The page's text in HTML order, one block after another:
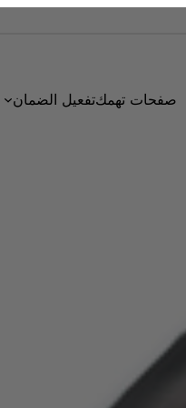
تفعيل الضمانصفحات تهمك